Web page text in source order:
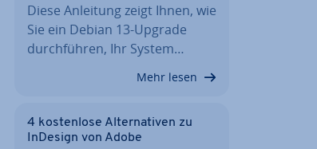
Diese Anleitung zeigt Ihnen, wie
Sie ein Debian 13-Upgrade
durch­füh­ren, Ihr System…
Mehr lesen
4 kos­ten­lo­se Al­ter­na­ti­ven zu
InDesign von Adobe